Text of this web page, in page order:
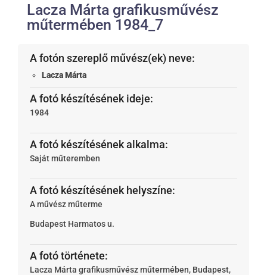
Lacza Márta grafikusművész
műtermében 1984_7
A fotón szereplő művész(ek) neve:
Lacza Márta
A fotó készítésének ideje:
1984
A fotó készítésének alkalma:
Saját műteremben
A fotó készítésének helyszíne:
A művész műterme
Budapest Harmatos u.
A fotó története:
Lacza Márta grafikusművész műtermében, Budapest,